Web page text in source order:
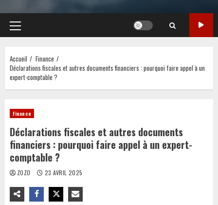
Menu
principal
Accueil
Finance
Déclarations fiscales et autres documents financiers : pourquoi faire appel à un
expert-comptable ?
Finance
Déclarations fiscales et autres documents
financiers : pourquoi faire appel à un expert-
comptable ?
ZOZO 23 AVRIL 2025